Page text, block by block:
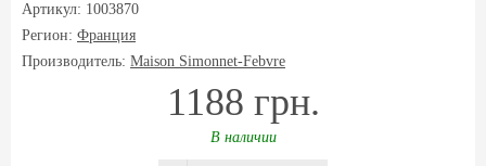
Артикул: 1003870
Регион: Франция
Производитель: Maison Simonnet-Febvre
1188 грн.
В наличии